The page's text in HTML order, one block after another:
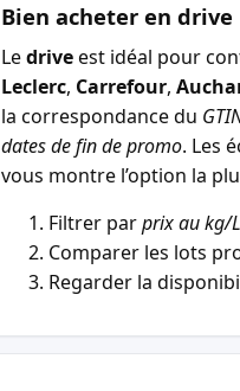
Bien acheter en drive
Ledriveest idéal pour
Leclerc, Carrefour,
la correspondance du
dates de fin de promo. Les
vous montre l’option la
Filtrer parprix au kg/L
Comparer les lots
Regarder la